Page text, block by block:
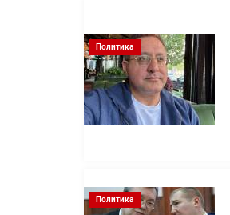
Политика
Политика